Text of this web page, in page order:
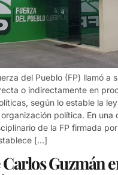
del Pueblo (FP) llamó a
o indirectamente en
según lo estable la
política. En una
de la FP firmada
[…]
Guzmán